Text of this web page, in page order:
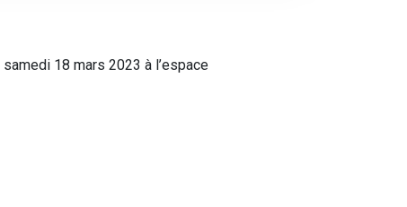
18 mars 2023 à l’espace